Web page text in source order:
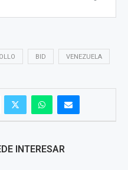
BID VENEZUELA
INTERESAR